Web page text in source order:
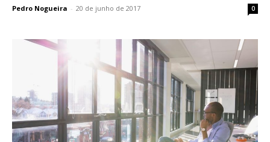
Pedro Nogueira - 20 de junho de 2017 0